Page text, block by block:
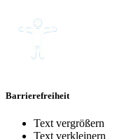
Barrierefreiheit
Text vergrößern
Text verkleinern